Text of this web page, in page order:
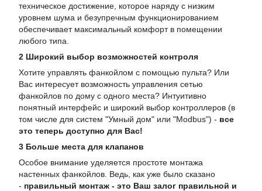
техническое достижение, которое наряду с низким
уровнем шума и безупречным функционированием
обеспечивает максимальный комфорт в помещении
любого типа.
2 Широкий выбор возможностей контроля
Хотите управлять фанкойлом с помощью пульта? Или
Вас интересует возможность управления сетью
фанкойлов по дому с одного места? Интуитивно
понятный интерфейс и широкий выбор контроллеров (в
том числе для систем "Умный дом" или "Modbus") - все
это теперь доступно для Вас!
3 Больше места для клапанов
Особое внимание уделяется простоте монтажа
настенных фанкойлов. Ведь, как уже было сказано
- правильный монтаж - это Ваш залог правильной и